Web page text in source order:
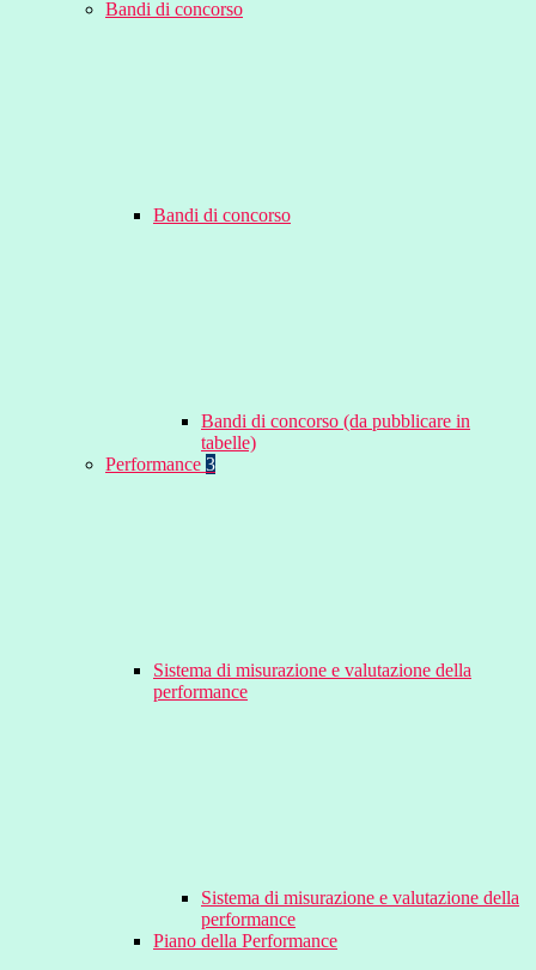
Bandi di concorso
Bandi di concorso
Bandi di concorso (da pubblicare in
tabelle)
Performance 3
Sistema di misurazione e valutazione della
performance
Sistema di misurazione e valutazione della
performance
Piano della Performance